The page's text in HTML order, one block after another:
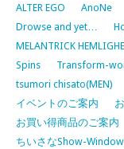
ALTER EGO AnoNe
Drowse and yet…
MELANTRICK
Spins
Transform-
tsumori chisato(MEN)
イベントのご案内
お買い得商品のご案内
ちいさなShow-Window